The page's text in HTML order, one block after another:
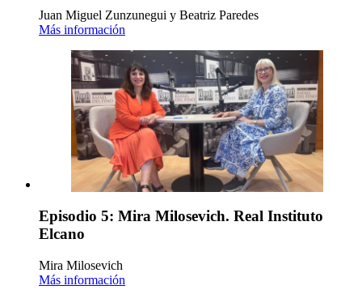
Juan Miguel Zunzunegui y Beatriz Paredes
Más información
Episodio 5: Mira Milosevich. Real Instituto
Elcano
Mira Milosevich
Más información